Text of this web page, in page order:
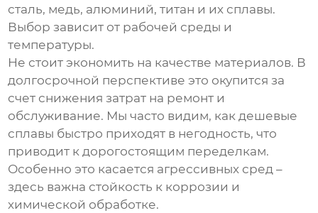
сталь, медь, алюминий, титан и их сплавы.
Выбор зависит от рабочей среды и
температуры.
Не стоит экономить на качестве материалов. В
долгосрочной перспективе это окупится за
счет снижения затрат на ремонт и
обслуживание. Мы часто видим, как дешевые
сплавы быстро приходят в негодность, что
приводит к дорогостоящим переделкам.
Особенно это касается агрессивных сред –
здесь важна стойкость к коррозии и
химической обработке.